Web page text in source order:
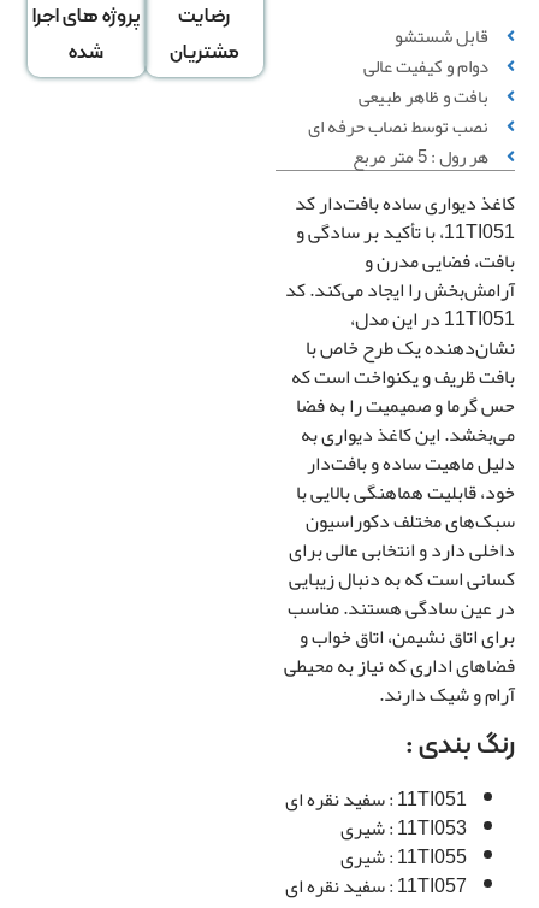
قابل شستشو
دوام و کیفیت عالی
بافت و ظاهر طبیعی
نصب توسط نصاب حرفه ای
هر رول : 5 متر مربع
محاسبه بر
تعداد
رول
محاسبه بر
اساس متراژ
دیوار
محاسبه بر
اساس متراژ
منزل
تعداد رول
قیمت کل
0تومان
رزرو
نصب
کاغذ
دیواری
*
دیواری ساده بافت‌دار کد
11TI051، با تأکید بر سادگی و
فضایی مدرن و
را ایجاد می‌کند. کد
11TI051 در این مدل،
یک طرح خاص با
ظریف و یکنواخت است که
گرما و صمیمیت را به فضا
این کاغذ دیواری به
ماهیت ساده و بافت‌دار
قابلیت هماهنگی بالایی با
مختلف دکوراسیون
دارد و انتخابی عالی برای
است که به دنبال زیبایی
عین سادگی هستند. مناسب
اتاق نشیمن، اتاق خواب و
اداری که نیاز به محیطی
و شیک دارند.
بندی :
11TI051 : سفید نقره ای
11TI053 : شیری
11TI055 : شیری
11TI057 : سفید نقره ای
رضایت
مشتریان
پروژه های اجرا